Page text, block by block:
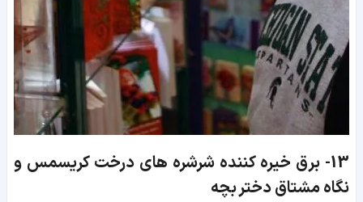
13- برق خیره کننده شرشره های درخت کریسمس و
نگاه مشتاق دختر بچه